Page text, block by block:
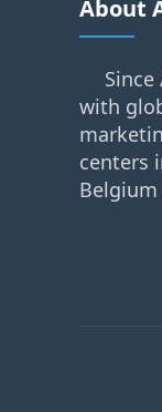
About
with
centers
Belgium